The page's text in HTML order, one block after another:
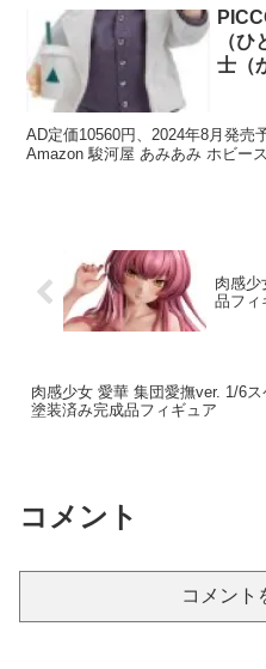
（
士（
AD定価10560円、2024年8月発売
Amazon 駿河屋 あみあみ ホビー
肉感少
品フィ
肉感少女 愛華 集団愛撫ver. 1/6
塗装済み完成品フィギュア
コメント
コメント